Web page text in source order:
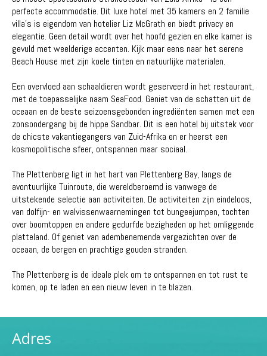
perfecte accommodatie. Dit luxe hotel met 35 kamers en 2 familie
villa's is eigendom van hotelier Liz McGrath en biedt privacy en
elegantie. Geen detail wordt over het hoofd gezien en elke kamer is
gevuld met weelderige accenten. Kijk maar eens naar het serene
Beach House met zijn koele tinten en natuurlijke materialen.
Een overvloed aan schaaldieren wordt geserveerd in het restaurant,
met de toepasselijke naam SeaFood. Geniet van de schatten uit de
oceaan en de beste seizoensgebonden ingrediënten samen met een
zonsondergang bij de hippe Sandbar. Dit is een hotel bij uitstek voor
de chicste vakantiegangers van Zuid-Afrika en er heerst een
kosmopolitische sfeer, ontspannen maar sociaal.
The Plettenberg ligt in het hart van Plettenberg Bay, langs de
avontuurlijke Tuinroute, die wereldberoemd is vanwege de
uitstekende selectie aan activiteiten. De activiteiten zijn eindeloos,
van dolfijn- en walvissenwaarnemingen tot bungeejumpen, tochten
over boomtoppen en andere gedurfde bezigheden op het omliggende
platteland. Of geniet van adembenemende vergezichten over de
oceaan, de bergen en prachtige gouden stranden.
The Plettenberg is de ideale plek om te ontspannen en tot rust te
komen, op te laden en een nieuw leven in te blazen.
Adres